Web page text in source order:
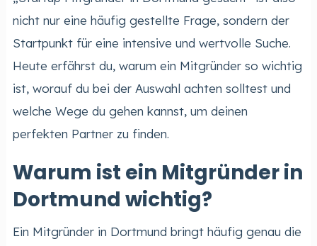
nicht nur eine häufig gestellte Frage, sondern der
Startpunkt für eine intensive und wertvolle Suche.
Heute erfährst du, warum ein Mitgründer so wichtig
ist, worauf du bei der Auswahl achten solltest und
welche Wege du gehen kannst, um deinen
perfekten Partner zu finden.
Warum ist ein Mitgründer in
Dortmund wichtig?
Ein Mitgründer in Dortmund bringt häufig genau die